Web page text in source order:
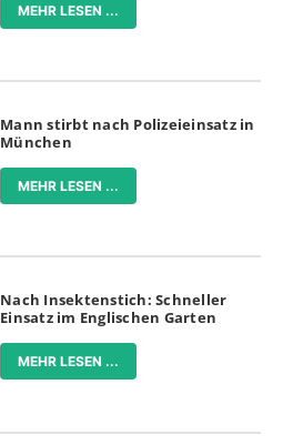
MEHR LESEN ...
Mann stirbt nach Polizeieinsatz in
München
MEHR LESEN ...
Nach Insektenstich: Schneller
Einsatz im Englischen Garten
MEHR LESEN ...